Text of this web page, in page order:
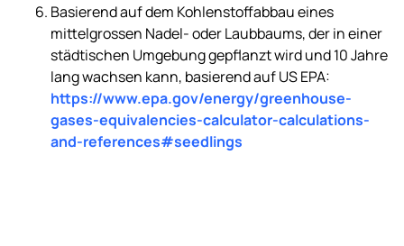
Basierend auf dem Kohlenstoffabbau eines
mittelgrossen Nadel- oder Laubbaums, der in einer
städtischen Umgebung gepflanzt wird und 10 Jahre
lang wachsen kann, basierend auf US EPA:
https://www.epa.gov/energy/greenhouse-
gases-equivalencies-calculator-calculations-
and-references#seedlings